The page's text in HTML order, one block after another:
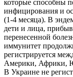
которые способны
инфицирования и
(1-4 месяца). В
дети и лица,
перенесенной
иммунитет
регистрируется
Америки, Африки,
В Украине не